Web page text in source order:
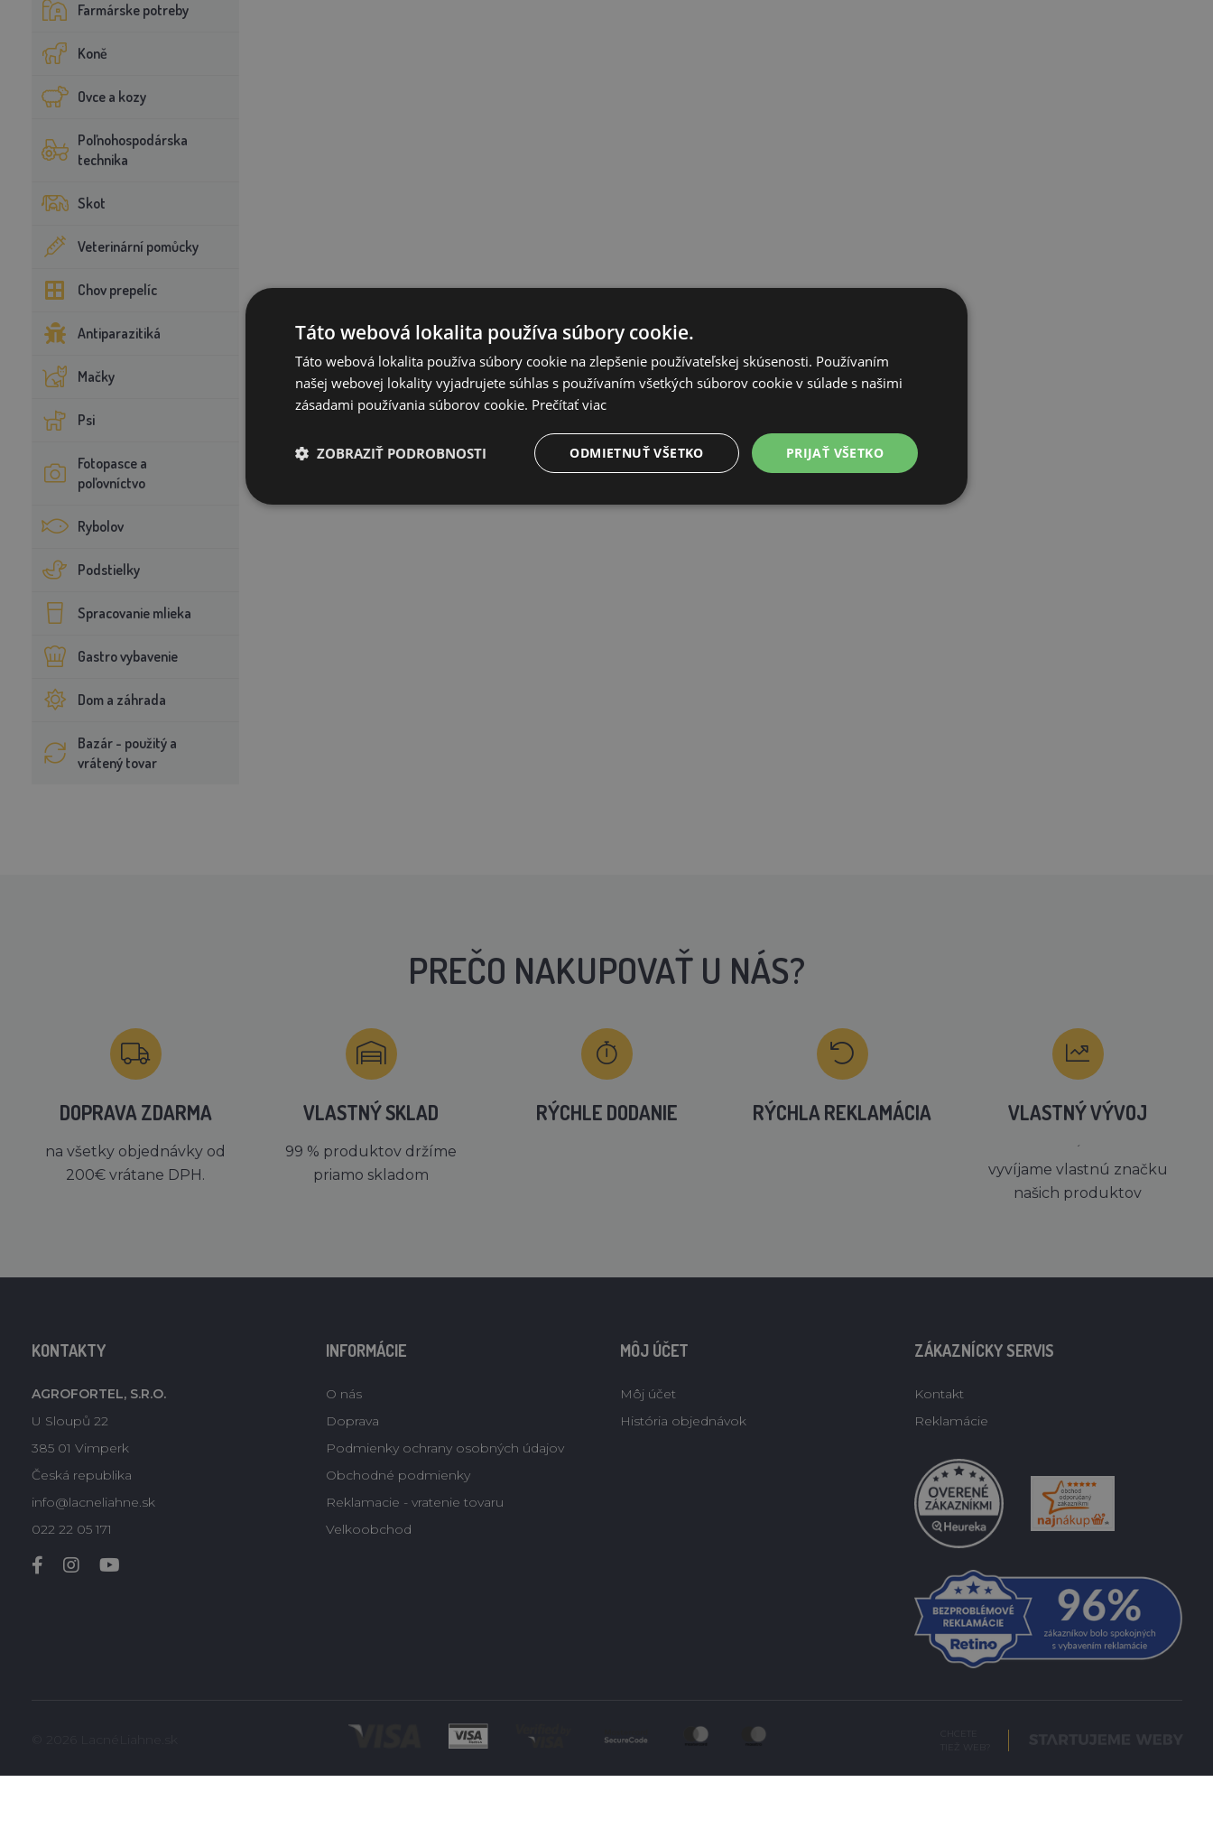
Farmárske potreby
Koně
Ovce a kozy
Poľnohospodárska
technika
Skot
Veterinární pomůcky
Chov prepelíc
Antiparazitiká
Mačky
Psi
Fotopasce a
poľovníctvo
Rybolov
Podstielky
Spracovanie mlieka
Gastro vybavenie
Dom a záhrada
Bazár - použitý a
vrátený tovar
PREČO NAKUPOVAŤ U NÁS?
DOPRAVA ZDARMA
na všetky objednávky od
200€ vrátane DPH.
VLASTNÝ SKLAD
99 % produktov držíme
priamo skladom
RÝCHLE DODANIE RÝCHLA REKLAMÁCIA VLASTNÝ VÝVOJ
´
vyvíjame vlastnú značku
našich produktov
KONTAKTY
AGROFORTEL, S.R.O.
U Sloupů 22
385 01 Vimperk
Česká republika
info@lacneliahne.sk
022 22 05 171
INFORMÁCIE
O nás
Doprava
Podmienky ochrany osobných údajov
Obchodné podmienky
Reklamacie - vratenie tovaru
Velkoobchod
MÔJ ÚČET
Môj účet
História objednávok
ZÁKAZNÍCKY SERVIS
Kontakt
Reklamácie
Táto webová lokalita používa súbory cookie.
Táto webová lokalita používa súbory cookie na zlepšenie používateľskej skúsenosti. Používaním
našej webovej lokality vyjadrujete súhlas s používaním všetkých súborov cookie v súlade s našimi
zásadami používania súborov cookie. Prečítať viac
PRIJAŤ VŠETKO
ODMIETNUŤ VŠETKO
ZOBRAZIŤ PODROBNOSTI